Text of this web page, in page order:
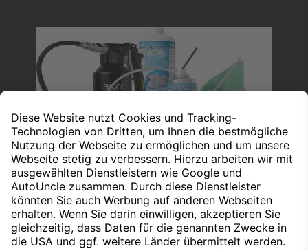
Klimaanlagen-Reinigungsprodukte von airco well®
Nach oben